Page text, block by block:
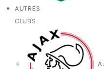
AUTRES
CLUBS